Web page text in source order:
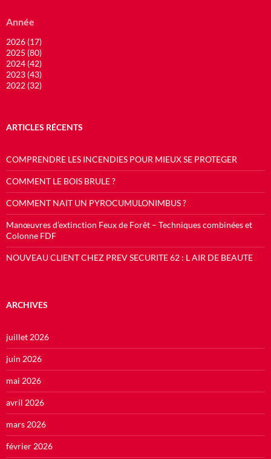
Année
2026 (17)
2025 (80)
2024 (42)
2023 (43)
2022 (32)
ARTICLES RÉCENTS
COMPRENDRE LES INCENDIES POUR MIEUX SE PROTEGER
COMMENT LE BOIS BRULE ?
COMMENT NAIT UN PYROCUMULONIMBUS ?
Manœuvres d’extinction Feux de Forêt – Techniques combinées et
Colonne FDF
NOUVEAU CLIENT CHEZ PREV SECURITE 62 : L AIR DE BEAUTE
ARCHIVES
juillet 2026
juin 2026
mai 2026
avril 2026
mars 2026
février 2026